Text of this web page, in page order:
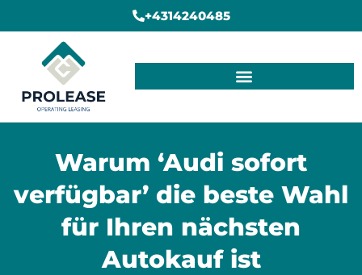
+4314240485
Warum ‘Audi sofort
verfügbar’ die beste Wahl
für Ihren nächsten
Autokauf ist